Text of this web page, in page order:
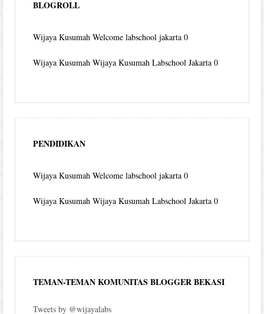
BLOGROLL
Wijaya Kusumah Welcome labschool jakarta 0
Wijaya Kusumah Wijaya Kusumah Labschool Jakarta 0
PENDIDIKAN
Wijaya Kusumah Welcome labschool jakarta 0
Wijaya Kusumah Wijaya Kusumah Labschool Jakarta 0
TEMAN-TEMAN KOMUNITAS BLOGGER BEKASI
Tweets by @wijayalabs